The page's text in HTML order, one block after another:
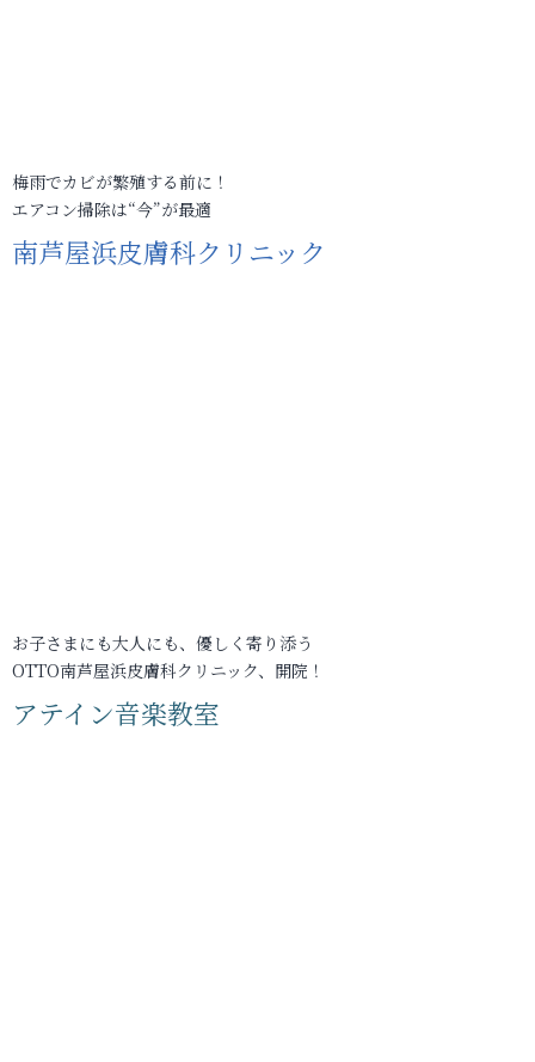
梅雨でカビが繁殖する前に！
エアコン掃除は“今”が最適
南芦屋浜皮膚科クリニック
お子さまにも大人にも、優しく寄り添う
OTTO南芦屋浜皮膚科クリニック、開院！
アテイン音楽教室